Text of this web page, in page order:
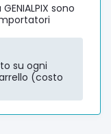
sono
su ogni
(costo